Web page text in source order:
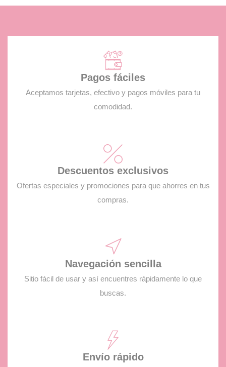
Pagos fáciles
Aceptamos tarjetas, efectivo y pagos móviles para tu
comodidad.
Descuentos exclusivos
Ofertas especiales y promociones para que ahorres en tus
compras.
Navegación sencilla
Sitio fácil de usar y así encuentres rápidamente lo que
buscas.
Envío rápido